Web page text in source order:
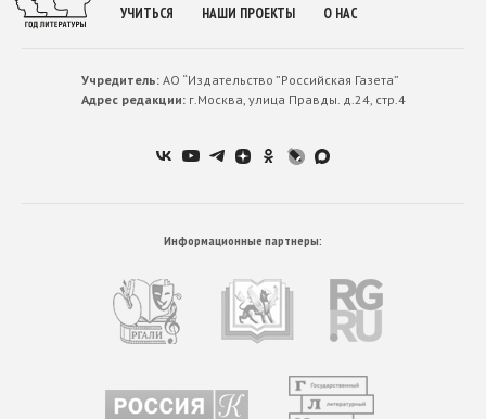
УЧИТЬСЯ
НАШИ ПРОЕКТЫ О НАС
Учредитель:АО “Издательство ”Российская Газета”
Адрес редакции:г.Москва, улица Правды. д.24, стр.4
Информационные партнеры: